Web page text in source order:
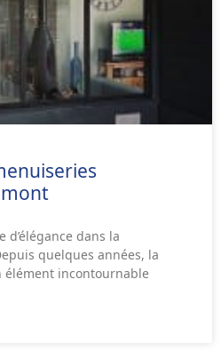
d’élégance dans la
quelques années, la
élément incontournable